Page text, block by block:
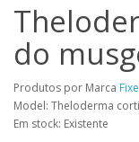
do
Produtos por Marca
Model: Theloderma
Em stock: Existente